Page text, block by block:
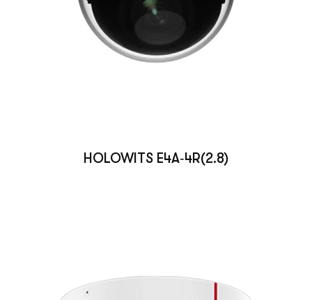
HOLOWITS E4A‑4R(2.8)